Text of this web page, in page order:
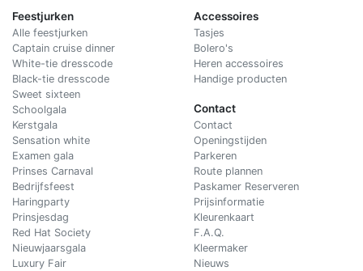
Feestjurken
Alle feestjurken
Captain cruise dinner
White-tie dresscode
Black-tie dresscode
Sweet sixteen
Schoolgala
Kerstgala
Sensation white
Examen gala
Prinses Carnaval
Bedrijfsfeest
Haringparty
Prinsjesdag
Red Hat Society
Nieuwjaarsgala
Luxury Fair
Accessoires
Tasjes
Bolero's
Heren accessoires
Handige producten
Contact
Contact
Openingstijden
Parkeren
Route plannen
Paskamer Reserveren
Prijsinformatie
Kleurenkaart
F.A.Q.
Kleermaker
Nieuws